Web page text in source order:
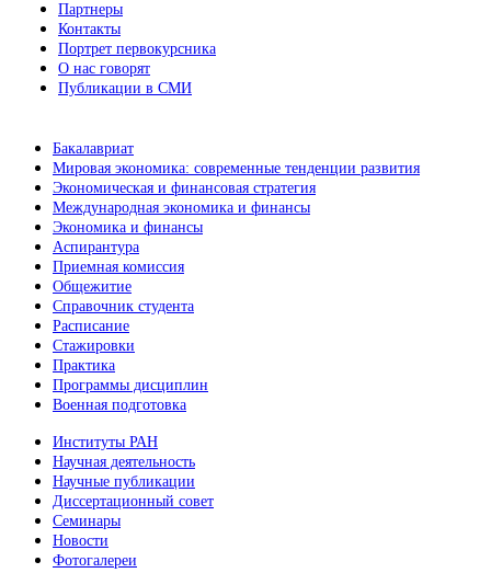
Партнеры
Контакты
Портрет первокурсника
О нас говорят
Публикации в СМИ
Бакалавриат
Мировая экономика: современные тенденции развития
Экономическая и финансовая стратегия
Международная экономика и финансы
Экономика и финансы
Аспирантура
Приемная комиссия
Общежитие
Справочник студента
Расписание
Стажировки
Практика
Программы дисциплин
Военная подготовка
Институты РАН
Научная деятельность
Научные публикации
Диссертационный совет
Семинары
Новости
Фотогалереи